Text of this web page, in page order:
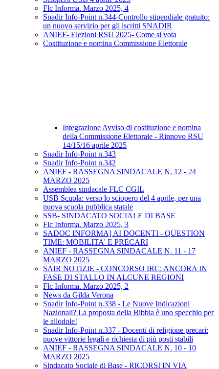
Flc Informa. Marzo 2025, 4
Snadir Info-Point n.344-Controllo stipendiale gratuito:
un nuovo servizio per gli iscritti SNADIR
ANIEF- Elezioni RSU 2025- Come si vota
Costituzione e nomina Commissione Elettorale
Integrazione Avviso di costituzione e nomina
della Commissione Elettorale - Rinnovo RSU
14/15/16 aprile 2025
Snadir Info-Point n.343
Snadir Info-Point n.342
ANIEF - RASSEGNA SINDACALE N. 12 - 24
MARZO 2025
Assemblea sindacale FLC CGIL
USB Scuola: verso lo sciopero del 4 aprile, per una
nuova scuola pubblica statale
SSB- SINDACATO SOCIALE DI BASE
Flc Informa. Marzo 2025, 3
SADOC INFORMA] AI DOCENTI - QUESTION
TIME: MOBILITA' E PRECARI
ANIEF - RASSEGNA SINDACALE N. 11 - 17
MARZO 2025
SAIR NOTIZIE - CONCORSO IRC: ANCORA IN
FASE DI STALLO IN ALCUNE REGIONI
Flc Informa. Marzo 2025, 2
News da Gilda Verona
Snadir Info-Point n.338 - Le Nuove Indicazioni
Nazionali? La proposta della Bibbia è uno specchio per
le allodole!
Snadir Info-Point n.337 - Docenti di religione precari:
nuove vittorie legali e richiesta di più posti stabili
ANIEF - RASSEGNA SINDACALE N. 10 - 10
MARZO 2025
Sindacato Sociale di Base - RICORSI IN VIA